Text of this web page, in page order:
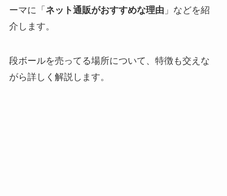
ーマに「 ネット通販がおすすめな理由 」などを紹
介します。
段ボールを売ってる場所について、特徴も交えな
がら詳しく解説します。